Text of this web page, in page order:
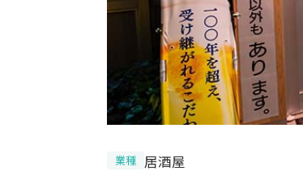
業種 居酒屋